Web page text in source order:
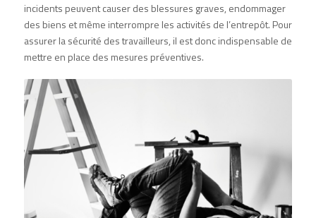
incidents peuvent causer des blessures graves, endommager
des biens et même interrompre les activités de l’entrepôt. Pour
assurer la sécurité des travailleurs, il est donc indispensable de
mettre en place des mesures préventives.